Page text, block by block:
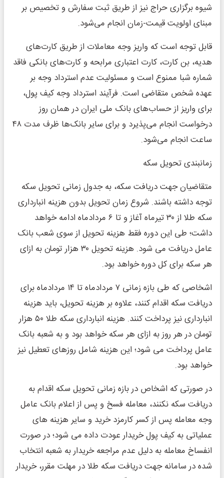
شیوه برگزاری حراج نیز از طریق ثبت سفارش و تخصیص بر
مبنای اولویت قیمت-زمان انجام می‌شود.
قابل توجه است که واریز وجه معاملات از طریق کارت‌های
هدیه، بن کارت، کارت اعتباری مرابحه و کارت‌های بانکی فاقد
شماره شبا ممنوع است و مسئولیت عدم استرداد وجه بر
عهده شخص متقاضی است. فرآیند استرداد وجه کیف پول،
برای واریز از حساب‌های بانک ملی ایران در همان روز
درخواست انجام می‌پذیرد و برای سایر بانک‌ها ظرف مدت ۴۸
ساعت انجام می‌شود.
زمانبندی تحویل سکه
متقاضیان جهت دریافت سکه، به جدول زمانی تحویل سکه
توجه داشته باشند. شروع زمان تحویل بدون هزینه انبارداری
سکه طلا از ۳۰ تیرماه آغاز و تا ۶ مردادماه ادامه خواهد
داشت؛ طی این دوره فقط هزینه تحویل از سوی شعب بانک
عامل دریافت می شود. هزینه تحویل ۳۰ هزار تومان به ازای
هر سکه برای کل دوره خواهد بود.
اشخاصی که طی بازه زمانی ۷ مردادماه تا ۱۴ مردادماه برای
دریافت سکه اقدام کنند، علاوه بر هزینه تحویل، باید هزینه
انبارداری نیز پرداخت کنند. هزینه انبارداری سکه طلا ۵۰ هزار
تومان در هر روز به ازای هر سکه خواهد بود و به شعبه بانک
عامل پرداخت می شود؛ این هزینه شامل روزهای تعطیل نیز
خواهد بود.
در صورتی که اشخاص در بازه زمانی تحویل سکه اقدام به
دریافت سکه نکنند، معامله فسخ و پس از اعلام بانک عامل
وجه معامله پس از کسر کارمزد خرید و سایر هزینه های
عملیاتی به کیف پول خریدار عودت داده می شود؛ در صورت
انفساخ معامله به دلیل عدم مراجعه خریدار به شعبه انتخاب
شده در سامانه جهت دریافت سکه طلا در مهلت مقرر، خریدار